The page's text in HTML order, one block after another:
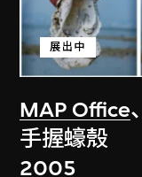
MAP Office、
展出中
手握蠔殼
2005